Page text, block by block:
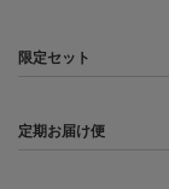
限定セット
定期お届け便